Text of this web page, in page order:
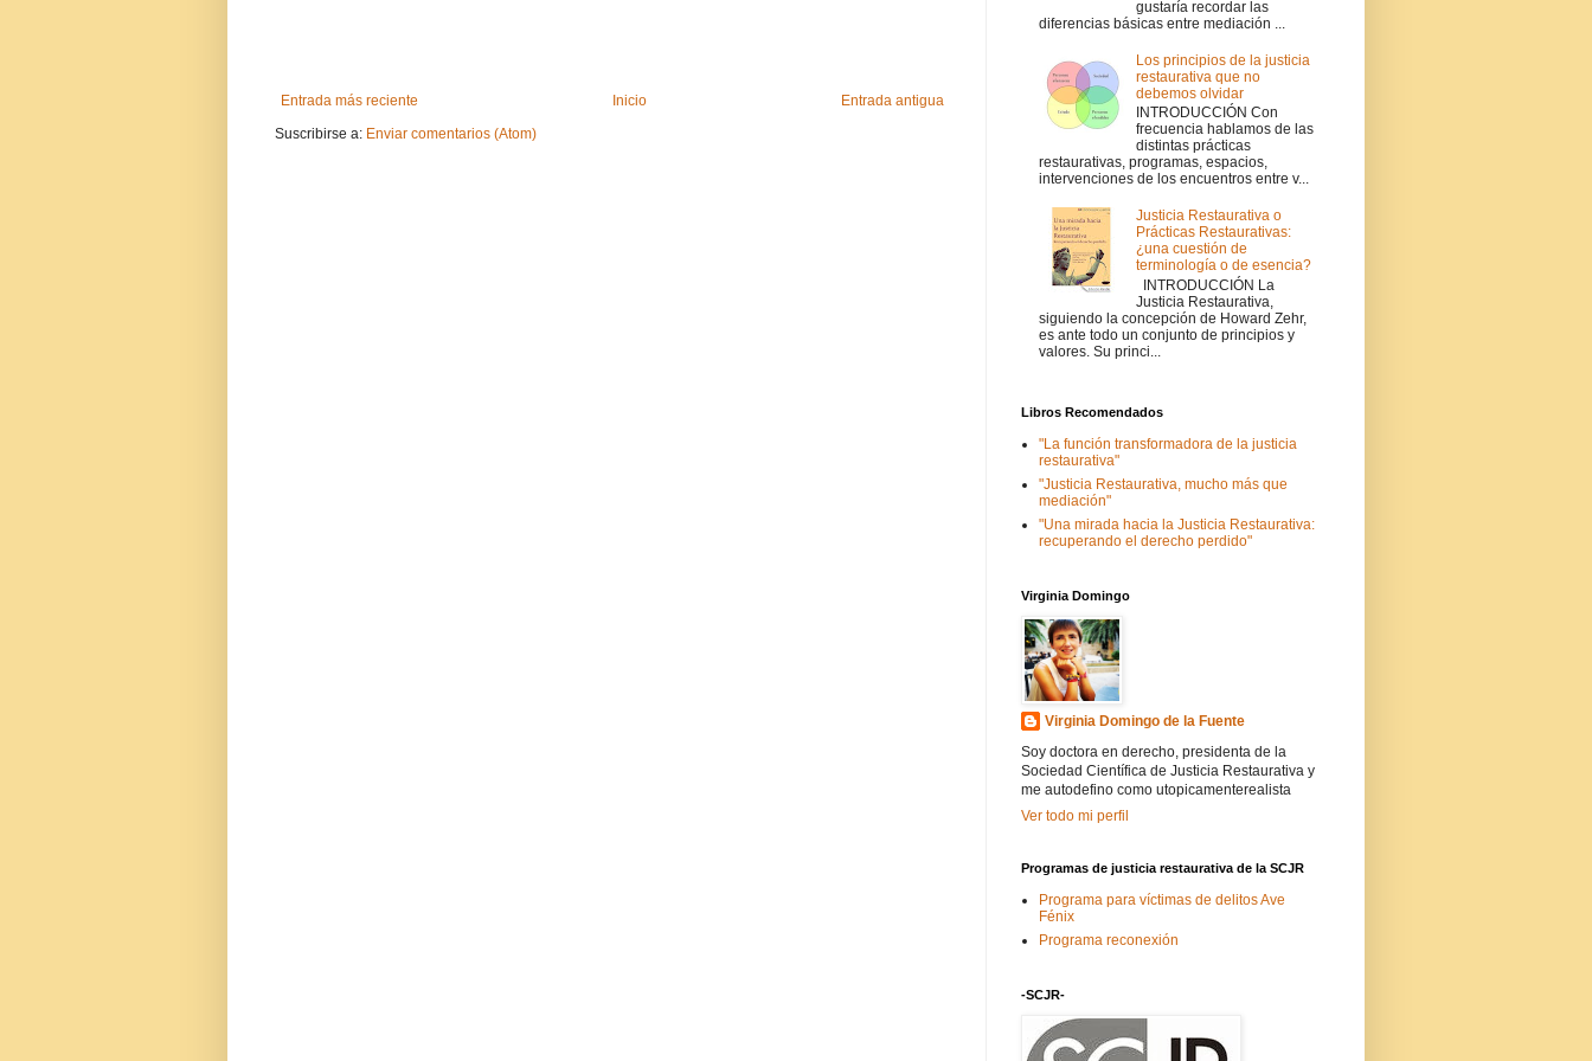
Entrada más reciente Entrada antigua
Inicio
Suscribirse a: Enviar comentarios (Atom)
gustaría recordar las
diferencias básicas entre mediación ...
Los principios de la justicia
restaurativa que no
debemos olvidar
INTRODUCCIÓN Con
frecuencia hablamos de las
distintas prácticas
restaurativas, programas, espacios,
intervenciones de los encuentros entre v...
Justicia Restaurativa o
Prácticas Restaurativas:
¿una cuestión de
terminología o de esencia?
INTRODUCCIÓN La
Justicia Restaurativa,
siguiendo la concepción de Howard Zehr,
es ante todo un conjunto de principios y
valores. Su princi...
Libros Recomendados
"La función transformadora de la justicia
restaurativa"
"Justicia Restaurativa, mucho más que
mediación"
"Una mirada hacia la Justicia Restaurativa:
recuperando el derecho perdido"
Virginia Domingo
Virginia Domingo de la Fuente
Soy doctora en derecho, presidenta de la
Sociedad Científica de Justicia Restaurativa y
me autodefino como utopicamenterealista
Ver todo mi perfil
Programas de justicia restaurativa de la SCJR
Programa para víctimas de delitos Ave
Fénix
Programa reconexión
-SCJR-